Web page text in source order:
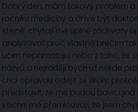
Dobrý den, mám takový problém
ročníku medicíny a dříve být
stejné, chytají mě úplně záchvaty
analyzovat proč vlastně brečím
učím nepamatuju, nebo z toho, že
názvů a nejraději bych už někde
chci opravdu odejít ze školy,
představit, že mě budou bavit i
všichni mě přemlouvají, že jsem